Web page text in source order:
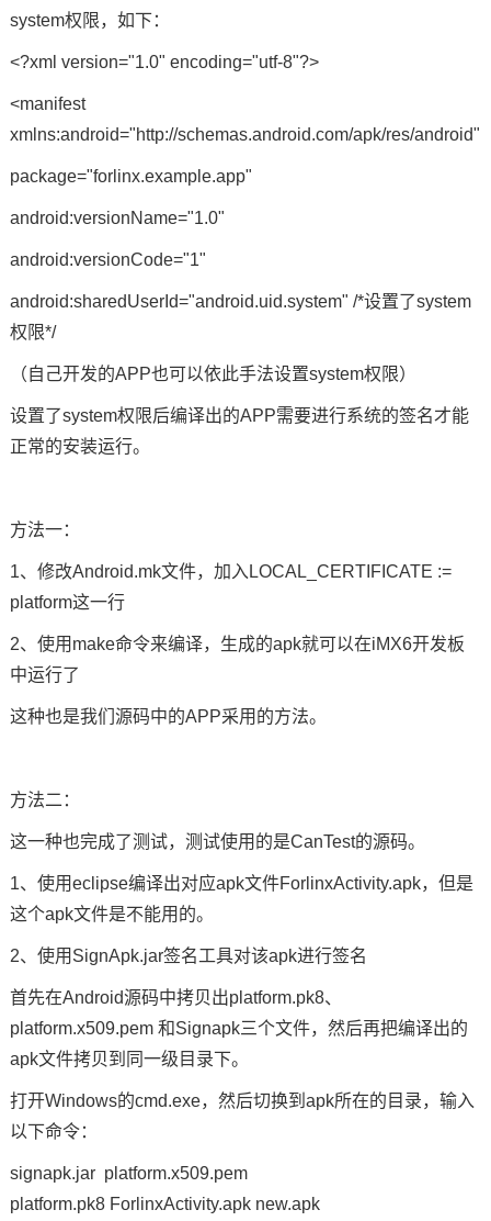
system权限，如下：
<?xml version="1.0" encoding="utf-8"?>
<manifest
xmlns:android="http://schemas.android.com/apk/res/android"
package="forlinx.example.app"
android:versionName="1.0"
android:versionCode="1"
android:sharedUserId="android.uid.system" /*设置了system
权限*/
（自己开发的APP也可以依此手法设置system权限）
设置了system权限后编译出的APP需要进行系统的签名才能
正常的安装运行。
方法一：
1、修改Android.mk文件，加入LOCAL_CERTIFICATE :=
platform这一行
2、使用make命令来编译，生成的apk就可以在iMX6开发板
中运行了
这种也是我们源码中的APP采用的方法。
方法二：
这一种也完成了测试，测试使用的是CanTest的源码。
1、使用eclipse编译出对应apk文件ForlinxActivity.apk，但是
这个apk文件是不能用的。
2、使用SignApk.jar签名工具对该apk进行签名
首先在Android源码中拷贝出platform.pk8、
platform.x509.pem 和Signapk三个文件，然后再把编译出的
apk文件拷贝到同一级目录下。
打开Windows的cmd.exe，然后切换到apk所在的目录，输入
以下命令：
signapk.jar platform.x509.pem
platform.pk8 ForlinxActivity.apk new.apk